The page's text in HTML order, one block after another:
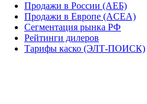
Продажи в России (АЕБ)
Продажи в Европе (ACEA)
Сегментация рынка РФ
Рейтинги дилеров
Тарифы каско (ЭЛТ-ПОИСК)